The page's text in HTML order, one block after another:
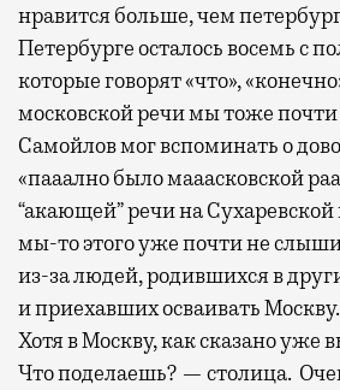
нравится больше, чем
Петербурге осталось восемь с
которые говорят «что»,
московской речи мы тоже
Самойлов мог вспоминать о
«пааално было мааасковской
“акающей” речи на
мы-то этого уже почти не
из-за людей, родившихся в
и приехавших осваивать
Хотя в Москву, как сказано уже
Что поделаешь? — столица.